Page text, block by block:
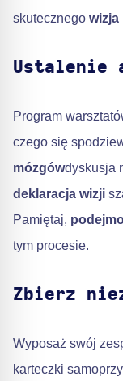
skutecznego wizja
Ustalenie
Program
czego się
mózgówdyskusja
deklaracja wizji
Pamiętaj,
tym procesie.
Zbierz
Wyposaż swój
karteczki